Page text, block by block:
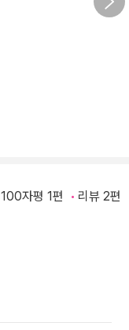
100자평 1편 리뷰 2편